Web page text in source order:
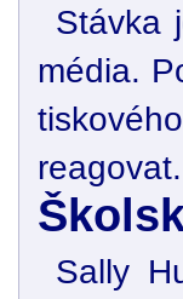
Stávka
média.
reagovat.
Sally